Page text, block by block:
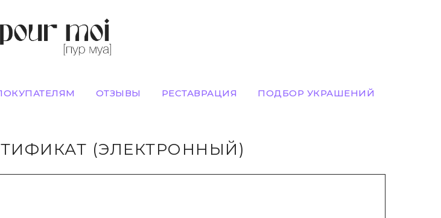
ОТЗЫВЫ РЕСТАВРАЦИЯ ПОДБОР УКРАШЕНИЙ
(ЭЛЕКТРОННЫЙ)